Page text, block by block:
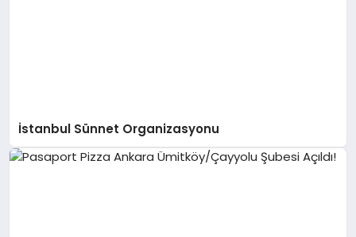
İstanbul Sünnet Organizasyonu